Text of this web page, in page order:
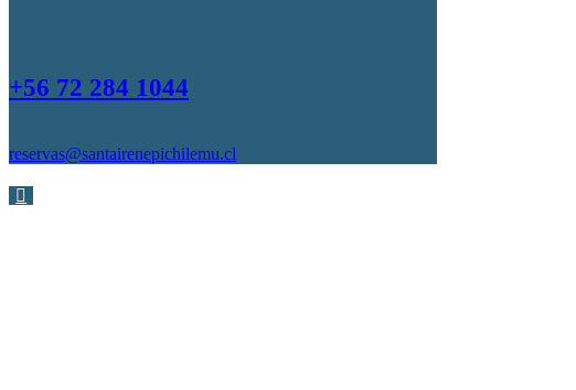
+56 72 284 1044
reservas@santairenepichilemu.cl